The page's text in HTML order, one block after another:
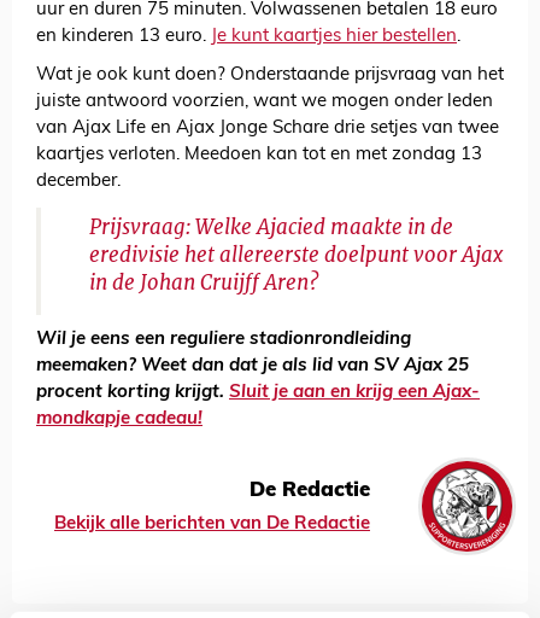
uur en duren 75 minuten. Volwassenen betalen 18 euro
en kinderen 13 euro. Je kunt kaartjes hier bestellen.
Wat je ook kunt doen? Onderstaande prijsvraag van het
juiste antwoord voorzien, want we mogen onder leden
van Ajax Life en Ajax Jonge Schare drie setjes van twee
kaartjes verloten. Meedoen kan tot en met zondag 13
december.
Prijsvraag: Welke Ajacied maakte in de
eredivisie het allereerste doelpunt voor Ajax
in de Johan Cruijff Aren?
Wil je eens een reguliere stadionrondleiding
meemaken? Weet dan dat je als lid van SV Ajax 25
procent korting krijgt. Sluit je aan en krijg een Ajax-
mondkapje cadeau!
De Redactie
Bekijk alle berichten van De Redactie